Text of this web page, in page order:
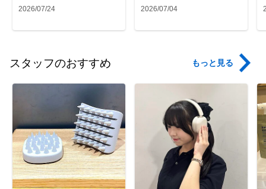
2026/07/24
2026/07/04
スタッフのおすすめ もっと見る